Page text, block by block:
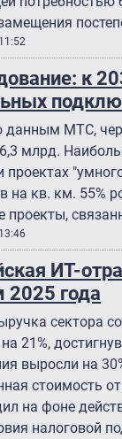
к
данным МТС,
млрд.
проектах
на кв. км. 55%
проекты,
ИТ-
2025 года
сектора
21%,
выросли на
стоимость
на фоне
налоговой